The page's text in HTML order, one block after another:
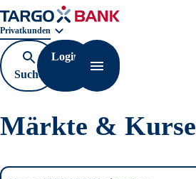
Geschäftsbereichnavigation. Aktuelle Auswahl:
Privatkunden
Suche
öffnen
Login
Navigation öffnen
Märkte & Kurse